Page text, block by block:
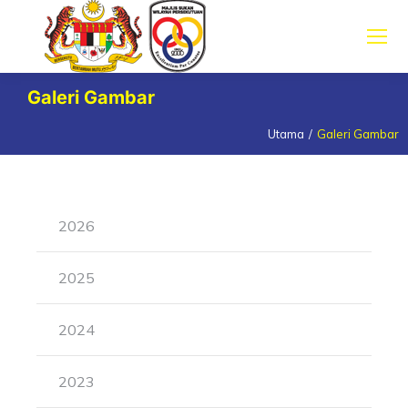
Galeri Gambar
Utama Galeri Gambar
2026
2025
2024
2023